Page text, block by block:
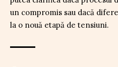
un compromis sau dacă
la o nouă etapă de tensiuni.